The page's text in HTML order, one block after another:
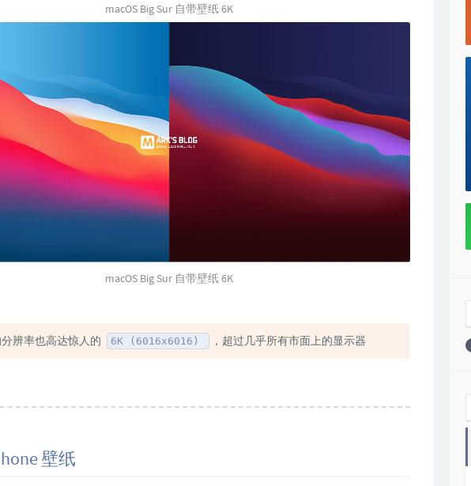
macOS Big Sur 自带壁纸 6K
macOS Big Sur 自带壁纸 6K
辨率也高达惊人的 6K (6016x6016) ，超过几乎所有市面上的显示器
壁纸